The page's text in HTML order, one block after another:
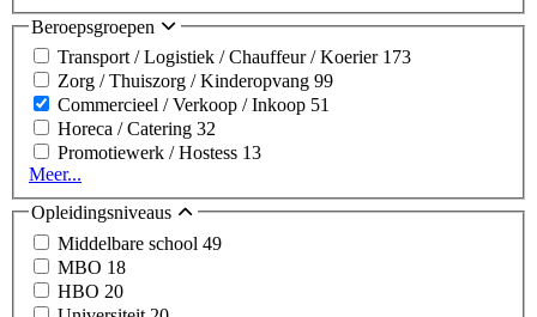
Beroepsgroepen
Transport / Logistiek / Chauffeur / Koerier 173
Zorg / Thuiszorg / Kinderopvang 99
Commercieel / Verkoop / Inkoop 51
Horeca / Catering 32
Promotiewerk / Hostess 13
Meer...
Opleidingsniveaus
Middelbare school 49
MBO 18
HBO 20